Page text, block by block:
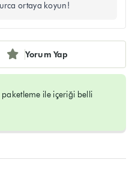
Yorum Yap
ile içeriği belli
ortaya koyun!